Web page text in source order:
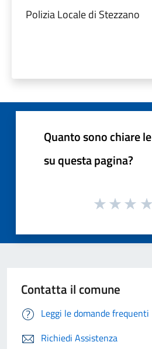
Polizia Locale di Stezzano
Quanto sono chiare
su questa pagina?
Contatta il comune
Leggi le domande frequenti
Richiedi Assistenza